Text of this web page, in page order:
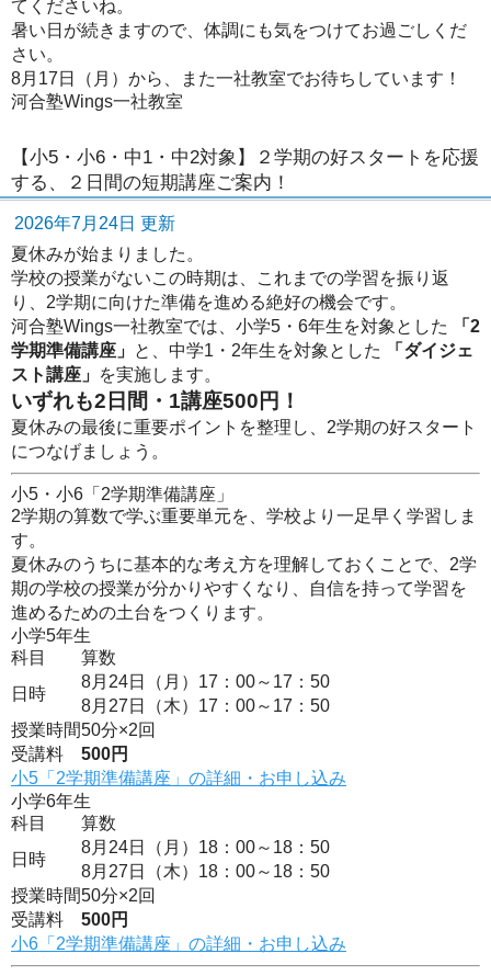
てくださいね。
暑い日が続きますので、体調にも気をつけてお過ごしくだ
さい。
8月17日（月）から、また一社教室でお待ちしています！
河合塾Wings一社教室
【小5・小6・中1・中2対象】２学期の好スタートを応援
する、２日間の短期講座ご案内！
2026年7月24日 更新
夏休みが始まりました。
学校の授業がないこの時期は、これまでの学習を振り返
り、2学期に向けた準備を進める絶好の機会です。
河合塾Wings一社教室では、小学5・6年生を対象とした
「2
学期準備講座」 と、中学1・2年生を対象とした
「ダイジェ
スト講座」 を実施します。
いずれも2日間・1講座500円！
夏休みの最後に重要ポイントを整理し、2学期の好スタート
につなげましょう。
小5・小6「2学期準備講座」
2学期の算数で学ぶ重要単元を、学校より一足早く学習しま
す。
夏休みのうちに基本的な考え方を理解しておくことで、2学
期の学校の授業が分かりやすくなり、自信を持って学習を
進めるための土台をつくります。
小学5年生
科目
算数
日時
8月24日（月）17：00～17：50
8月27日（木）17：00～17：50
授業時間50分×2回
受講料
500円
小5「2学期準備講座」の詳細・お申し込み
小学6年生
科目
算数
日時
8月24日（月）18：00～18：50
8月27日（木）18：00～18：50
授業時間50分×2回
受講料
500円
小6「2学期準備講座」の詳細・お申し込み